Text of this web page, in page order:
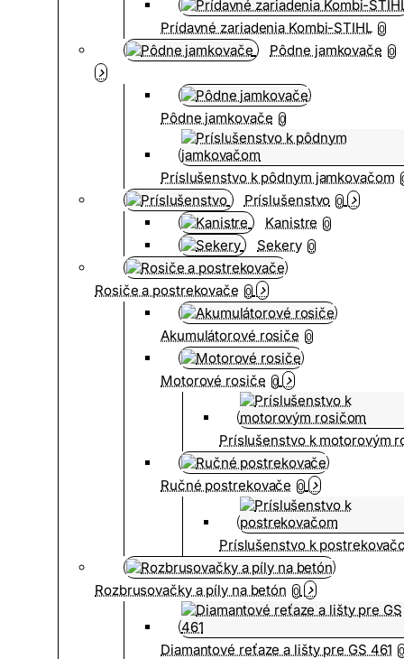
Prídavné zariadenia Kombi-STIHL 0
Pôdne jamkovače 0
Pôdne jamkovače 0
Príslušenstvo k pôdnym jamkovačom
Príslušenstvo 0
Kanistre 0
Sekery 0
Rosiče a postrekovače 0
Akumulátorové rosiče 0
Motorové rosiče 0
Príslušenstvo k motorovým
Ručné postrekovače 0
Príslušenstvo k
Rozbrusovačky a píly na betón 0
Diamantové reťaze a lišty pre GS 461